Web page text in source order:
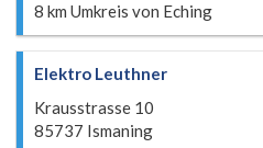
8 km Umkreis von Eching
Elektro Leuthner
Krausstrasse 10
85737 Ismaning